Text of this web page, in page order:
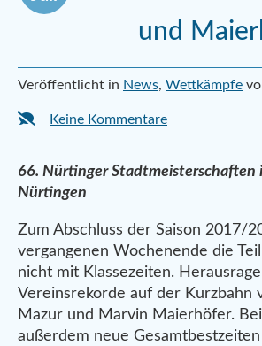
und
Veröffentlicht in News, Wettkämpfe
Keine Kommentare
66. Nürtinger Stadtmeisterschaften
Nürtingen
Zum Abschluss der Saison 2017/
vergangenen Wochenende die
nicht mit Klassezeiten.
Vereinsrekorde auf der Kurzbahn
Mazur und Marvin Maierhöfer.
außerdem neue